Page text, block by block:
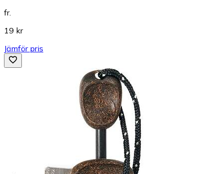
fr.
19 kr
Jämför pris